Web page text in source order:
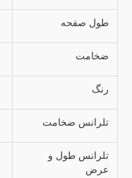
طول صفحه
ضخامت
رنگ
تلرانس ضخامت
تلرانس طول و
عرض